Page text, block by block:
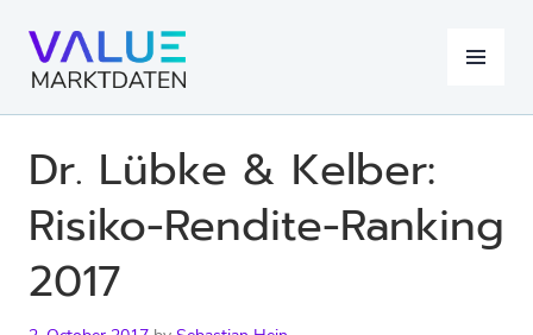
content
MENU
Dr. Lübke & Kelber:
Risiko-Rendite-Ranking
2017